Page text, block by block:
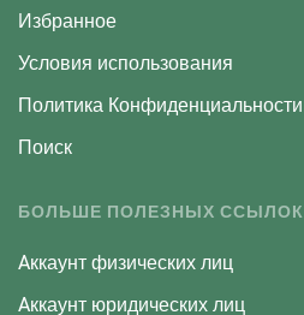
Избранное
Условия использования
Политика Конфиденциальности
Поиск
БОЛЬШЕ ПОЛЕЗНЫХ ССЫЛОК
Aккаунт физических лиц
Aккаунт юридических лиц